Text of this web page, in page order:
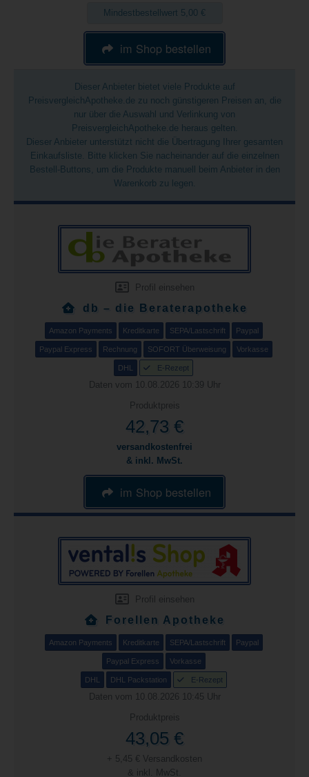
Mindestbestellwert 5,00 €
im Shop bestellen
Dieser Anbieter bietet viele Produkte auf
PreisvergleichApotheke.de zu noch günstigeren Preisen an, die
nur über die Auswahl und Verlinkung von
PreisvergleichApotheke.de heraus gelten.
Dieser Anbieter unterstützt nicht die Übertragung Ihrer gesamten
Einkaufsliste. Bitte klicken Sie nacheinander auf die einzelnen
Bestell-Buttons, um die Produkte manuell beim Anbieter in den
Warenkorb zu legen.
Profil einsehen
db – die Beraterapotheke
Amazon Payments Kreditkarte SEPA/Lastschrift Paypal
Paypal Express Rechnung SOFORT Überweisung Vorkasse
DHL E-Rezept
Daten vom 10.08.2026 10:39 Uhr
Produktpreis
42,73 €
versandkostenfrei
& inkl. MwSt.
im Shop bestellen
Profil einsehen
Forellen Apotheke
Amazon Payments Kreditkarte SEPA/Lastschrift Paypal
Paypal Express Vorkasse
DHL DHL Packstation E-Rezept
Daten vom 10.08.2026 10:45 Uhr
Produktpreis
43,05 €
+ 5,45 € Versandkosten
& inkl. MwSt.